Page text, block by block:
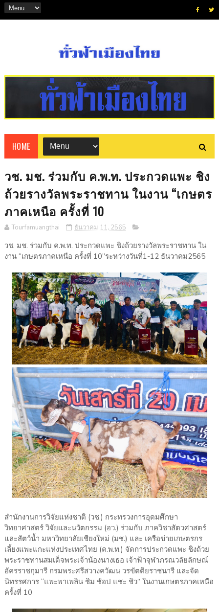
HOME
วช. มช. ร่วมกับ ค.พ.ท. ประกวดแพะ ชิง
ถ้วยรางวัลพระราชทาน ในงาน “เกษตร
ภาคเหนือ ครั้งที่ 10
Tourfamuangthai ธันวาคม 11, 2565
วช. มช. ร่วมกับ ค.พ.ท. ประกวดแพะ ชิงถ้วยรางวัลพระราชทาน ใน
งาน “เกษตรภาคเหนือ ครั้งที่ 10”ระหว่างวันที่1-12 ธันวาคม2565
สำนักงานการวิจัยแห่งชาติ (วช.) กระทรวงการอุดมศึกษา
วิทยาศาสตร์ วิจัยและนวัตกรรม (อว.) ร่วมกับ ภาควิชาสัตวศาสตร์
และสัตว์น้ำ มหาวิทยาลัยเชียงใหม่ (มช.) และ เครือข่ายเกษตรกร
เลี้ยงแพะแกะแห่งประเทศไทย (ค.พ.ท.) จัดการประกวดแพะ ชิงถ้วย
พระราชทานสมเด็จพระเจ้าน้องนางเธอ เจ้าฟ้าจุฬาภรณวลัยลักษณ์
อัครราชกุมารี กรมพระศรีสวางควัฒน วรขัตติยราชนารี และจัด
นิทรรศการ “แพะพาเพลิน ชิม ช้อป แชะ ชิว” ในงานเกษตรภาคเหนือ
ครั้งที่ 10